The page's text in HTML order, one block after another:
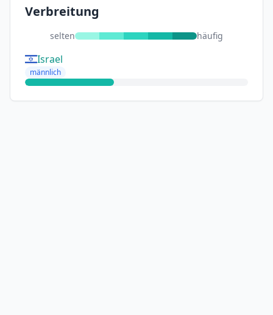
Verbreitung
selten häufig
Israel
männlich